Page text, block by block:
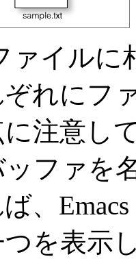
ァイルに
れにフ
注意し
ファを
、
を表示